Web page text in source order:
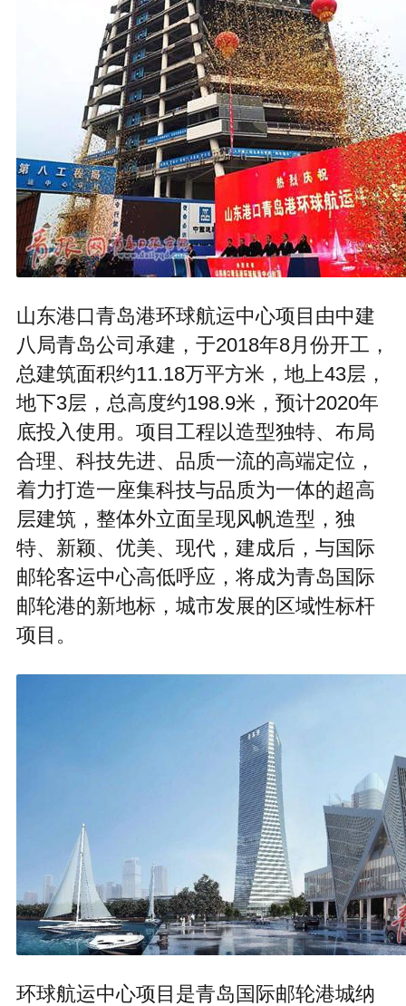
山东港口青岛港环球航运中心项目由中建
八局青岛公司承建，于2018年8月份开工，
总建筑面积约11.18万平方米，地上43层，
地下3层，总高度约198.9米，预计2020年
底投入使用。项目工程以造型独特、布局
合理、科技先进、品质一流的高端定位，
着力打造一座集科技与品质为一体的超高
层建筑，整体外立面呈现风帆造型，独
特、新颖、优美、现代，建成后，与国际
邮轮客运中心高低呼应，将成为青岛国际
邮轮港的新地标，城市发展的区域性标杆
项目。
环球航运中心项目是青岛国际邮轮港城纳